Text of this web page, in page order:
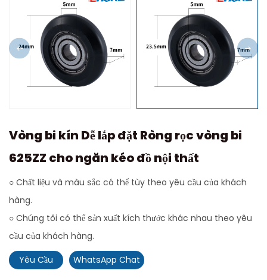
Vòng bi kín Dễ lắp đặt Ròng rọc vòng bi
625ZZ cho ngăn kéo đồ nội thất
○ Chất liệu và màu sắc có thể tùy theo yêu cầu của khách
hàng.
○ Chúng tôi có thể sản xuất kích thước khác nhau theo yêu
cầu của khách hàng.
Yêu Cầu
WhatsApp Chat